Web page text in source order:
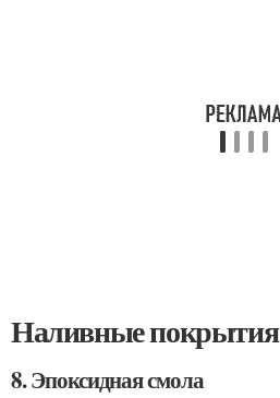
Наливные покрытия
8. Эпоксидная смола